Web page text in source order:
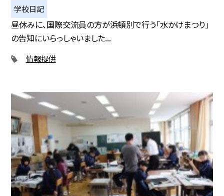
学校日記
昼休みに、国際交流員の方が浜頓別で行う「水かけまつり」
の告知にいらっしゃいました...
情報提供